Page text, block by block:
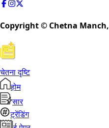
Copyright © Chetna Manch,
चेतना दृष्टि
होम
सार
ट्रेंडिंग